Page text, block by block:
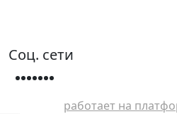
Соц. сети
работает на